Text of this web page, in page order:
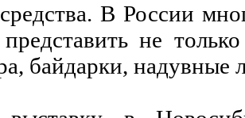
В России
представить не
байдарки, надувные